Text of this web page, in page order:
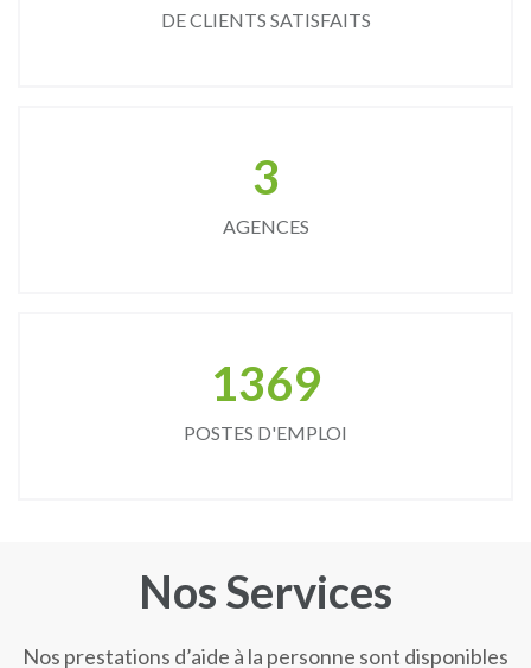
DE CLIENTS SATISFAITS
3
AGENCES
1369
POSTES D'EMPLOI
Nos Services
Nos prestations d’aide à la personne sont disponibles